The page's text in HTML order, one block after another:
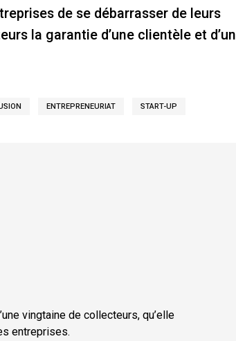
de se débarrasser de leurs
la garantie d’une clientèle et d’un
ENTREPRENEURIAT START-UP
vingtaine de collecteurs, qu’elle
entreprises.